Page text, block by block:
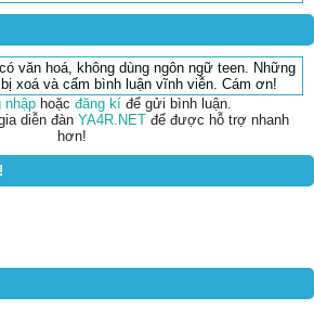
văn hoá, không dùng ngôn ngữ teen. Những
xoá và cấm bình luận vĩnh viễn. Cám ơn!
nhập hoặc đăng kí để gửi bình luận.
diễn đàn YA4R.NETđể được hỗ trợ nhanh
hơn!